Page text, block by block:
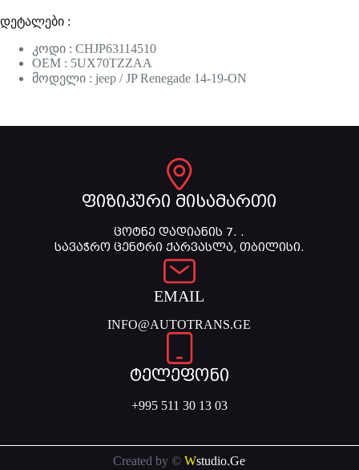
დეტალები :
კოდი : CHJP63114510
OEM : 5UX70TZZAA
მოდელი : jeep / JP Renegade 14-19-ON
ფიზიკური მისამართი
ცოტნე დადიანის 7. .
სავაჭრო ცენტრი ქარვასლა, თბილისი.
EMAIL
INFO@AUTOTRANS.GE
ტელეფონი
+995 511 30 13 03
Created by ©Wstudio.Ge